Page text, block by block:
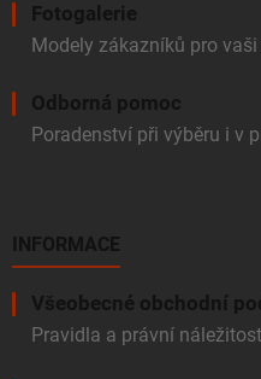
Fotogalerie
Modely zákazníků pro
Odborná pomoc
Poradenství při výběru i v
INFORMACE
Všeobecné obchodní
Pravidla a právní